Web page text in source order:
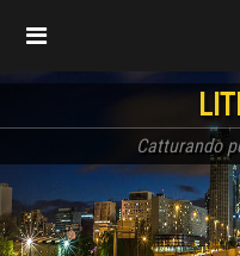
Catturando